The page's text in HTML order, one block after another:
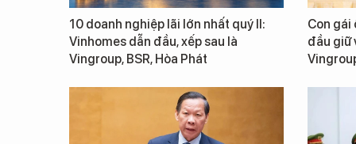
10 doanh nghiệp lãi lớn nhất quý II:
Vinhomes dẫn đầu, xếp sau là
Vingroup, BSR, Hòa Phát
Con gái
đầu giữ